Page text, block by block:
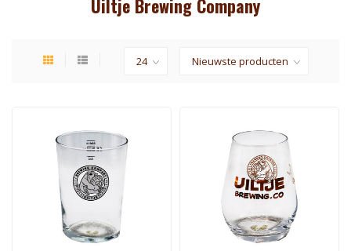
Uiltje Brewing Company